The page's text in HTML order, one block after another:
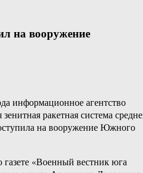
на вооружение
информационное агентство
ракетная система
на вооружение Южного
«Военный вестник юга